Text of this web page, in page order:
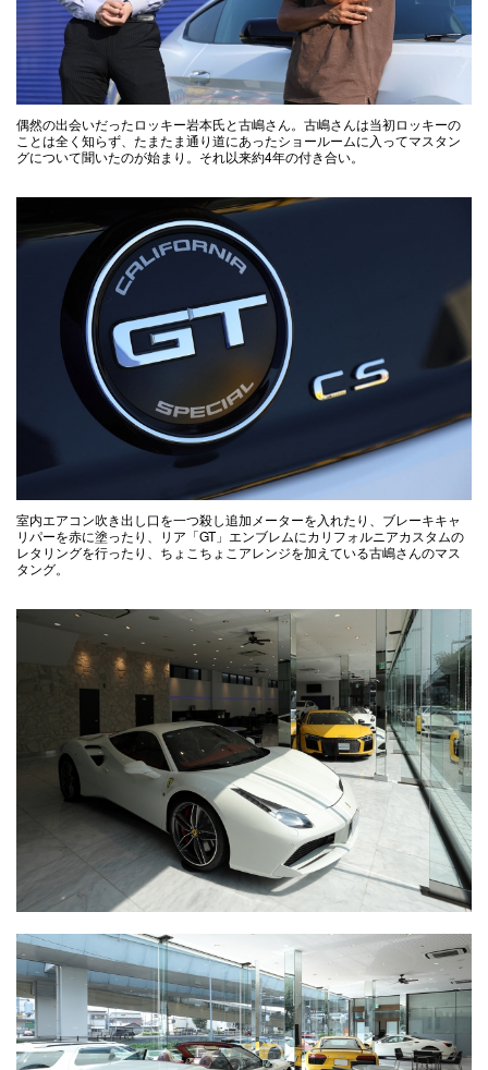
偶然の出会いだったロッキー岩本氏と古嶋さん。古嶋さんは当初ロッキーの
ことは全く知らず、たまたま通り道にあったショールームに入ってマスタン
グについて聞いたのが始まり。それ以来約4年の付き合い。
室内エアコン吹き出し口を一つ殺し追加メーターを入れたり、ブレーキキャ
リパーを赤に塗ったり、リア「GT」エンブレムにカリフォルニアカスタムの
レタリングを行ったり、ちょこちょこアレンジを加えている古嶋さんのマス
タング。